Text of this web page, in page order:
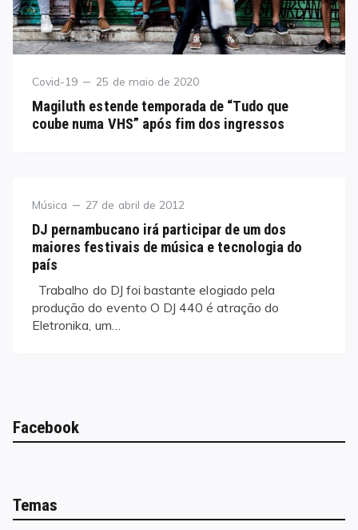
Category
Covid-19
Posted
25 de maio de 2020
Magiluth estende temporada de “Tudo que
coube numa VHS” após fim dos ingressos
Category
Música
Posted
27 de abril de 2012
DJ pernambucano irá participar de um dos
maiores festivais de música e tecnologia do
país
Trabalho do DJ foi bastante elogiado pela
produção do evento O DJ 440 é atração do
Eletronika, um…
Facebook
Temas